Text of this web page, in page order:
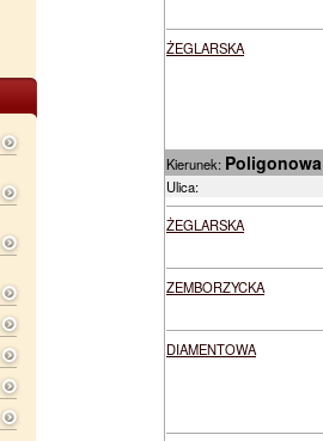
ŻEGLARSKA
Kierunek: Poligonowa
Ulica:
ŻEGLARSKA
ZEMBORZYCKA
DIAMENTOWA